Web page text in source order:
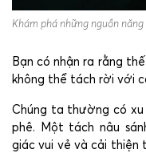
Khám phá những nguồn
Bạn có nhận ra rằng
không thể tách rời với
Chúng ta thường có xu
phê. Một tách nâu
giác vui vẻ và cải thiện